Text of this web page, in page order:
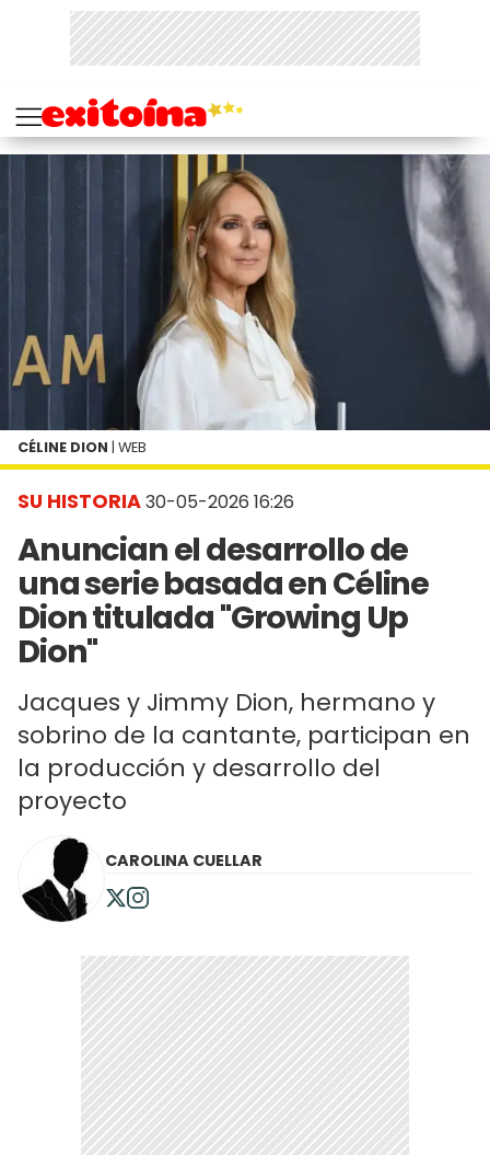
SU HISTORIA30-05-2026 16:26
Anuncian el desarrollo de
una serie basada en Céline
Dion titulada "Growing Up
Dion"
Jacques y Jimmy Dion, hermano y
sobrino de la cantante, participan en
la producción y desarrollo del
proyecto
CÉLINE DION | WEB
CAROLINA CUELLAR